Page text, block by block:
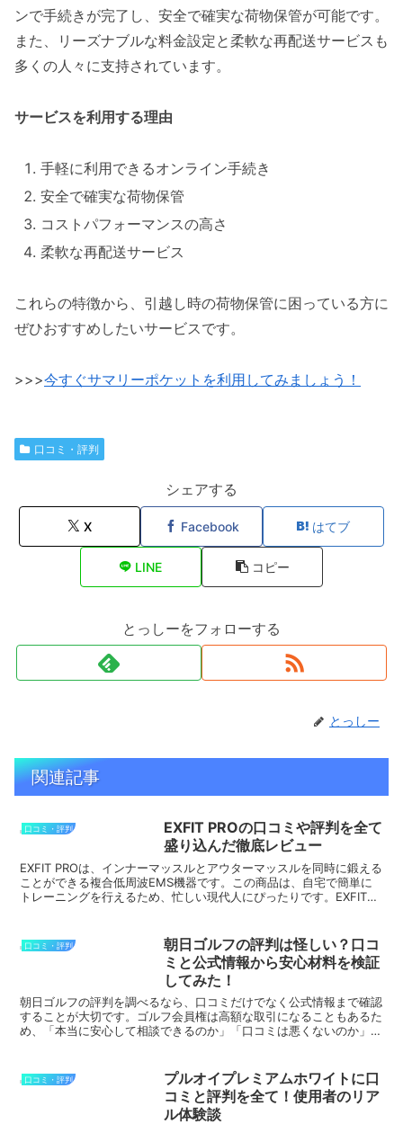
ンで手続きが完了し、安全で確実な荷物保管が可能です。
また、リーズナブルな料金設定と柔軟な再配送サービスも
多くの人々に支持されています。
サービスを利用する理由
手軽に利用できるオンライン手続き
安全で確実な荷物保管
コストパフォーマンスの高さ
柔軟な再配送サービス
これらの特徴から、引越し時の荷物保管に困っている方に
ぜひおすすめしたいサービスです。
>>>今すぐサマリーポケットを利用してみましょう！
口コミ・評判
シェアする
X Facebook はてブ
LINE コピー
とっしーをフォローする
とっしー
関連記事
口コミ・評判
EXFIT PROの口コミや評判を全て
盛り込んだ徹底レビュー
EXFIT PROは、インナーマッスルとアウターマッスルを同時に鍛える
ことができる複合低周波EMS機器です。この商品は、自宅で簡単に
トレーニングを行えるため、忙しい現代人にぴったりです。EXFIT
口コミ・評判
朝日ゴルフの評判は怪しい？口コ
ミと公式情報から安心材料を検証
してみた！
朝日ゴルフの評判を調べるなら、口コミだけでなく公式情報まで確認
することが大切です。ゴルフ会員権は高額な取引になることもあるた
め、「本当に安心して相談できるのか」「口コミは悪くないのか」と
口コミ・評判
プルオイプレミアムホワイトに口
コミと評判を全て！使用者のリア
ル体験談